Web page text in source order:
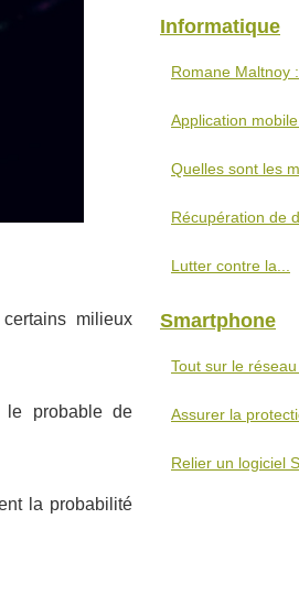
milieux
le probable de
la probabilité
Informatique
Romane Maltnoy
Application mobile
Quelles sont les
Récupération de
Lutter contre la...
Smartphone
Tout sur le
Assurer la
Relier un logiciel